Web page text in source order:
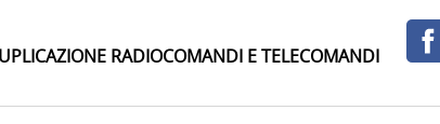
RADIOCOMANDI E TELECOMANDI